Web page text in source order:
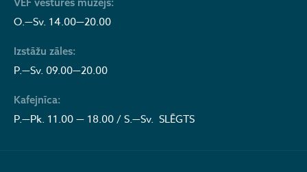
O.—Sv. 14.00—20.00
Izstāžu zāles:
P.—Sv. 09.00—20.00
Kafejnīca:
P.—Pk. 11.00 — 18.00 / S.—Sv. SLĒGTS